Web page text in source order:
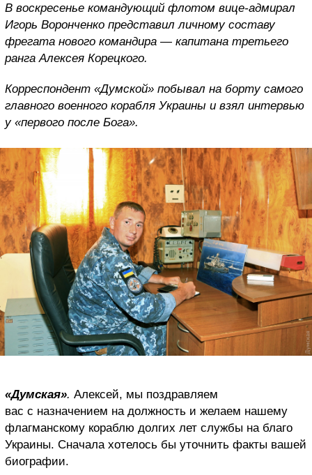
В воскресенье командующий флотом вице-адмирал
Игорь Воронченко представил личному составу
фрегата нового командира — капитана третьего
ранга Алексея Корецкого.
Корреспондент «Думской» побывал на борту самого
главного военного корабля Украины и взял интервью
у «первого после Бога».
«Думская». Алексей, мы поздравляем
вас с назначением на должность и желаем нашему
флагманскому кораблю долгих лет службы на благо
Украины. Сначала хотелось бы уточнить факты вашей
биографии.